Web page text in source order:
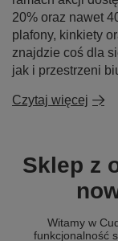
20% oraz nawet
plafony, kinkiety
znajdzie coś dla
jak i przestrzeni
Czytaj więcej
Sklep z
Witamy w
funkcjonalność